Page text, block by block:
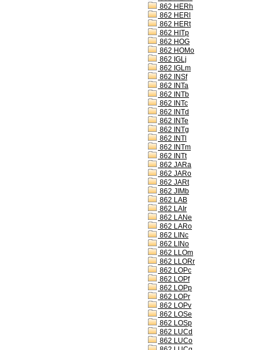
862 HERh
862 HERl
862 HERt
862 HITp
862 HOG
862 HOMo
862 IGLj
862 IGLm
862 INSf
862 INTa
862 INTb
862 INTc
862 INTd
862 INTe
862 INTg
862 INTl
862 INTm
862 INTt
862 JARa
862 JARo
862 JARt
862 JIMb
862 LAB
862 LAIr
862 LANe
862 LARo
862 LINc
862 LINo
862 LLOm
862 LLORr
862 LOPc
862 LOPf
862 LOPp
862 LOPr
862 LOPv
862 LOSe
862 LOSp
862 LUCd
862 LUCo